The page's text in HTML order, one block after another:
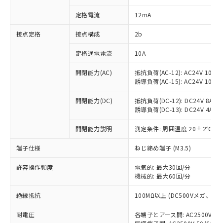
定格電流 12mA
接点定格 接点構成 2b
定格通電電流 10A
開閉能力(AC)
抵抗負荷(AC-12): AC24V 10A/
誘導負荷(AC-15): AC24V
開閉能力(DC)
抵抗負荷(DC-12): DC24V 8A/
誘導負荷(DC-13): DC24V 4A/
開閉能力説明 測定条件: 周囲温度 20±2℃、
端子仕様 ねじ締め端子 (M3.5)
許容操作頻度
電気的: 最大30回/分
機械的: 最大60回/分
絶縁抵抗 100MΩ以上 (DC500Vメガ、点
耐電圧
各端子とアース間: AC2500V
ご利用条件
以下の条件をお読みいただき、同意のうえ
本サービスは、当社制御機器事業取扱
商品の当社在庫状況および標準価格
(税抜)を提供させていただくもので
当社制御機器事業取扱商品の中には、
本サービスの対象外となる商品もある
ことをご了承ください。
在庫状況および標準価格照会結果は、
記載している更新日時点での社内デー
タに基づき作成されるものであり、閲
準価格とは異なる場合があることをご
対応済み：EU RoHS指令（10物質）の
非含有に対応した製品が提供可能な商品で
対応予定：EU RoHS指令（10物質）の非含
有に対応した製品に切り替える予定のある
対応予定なし：EU RoHS指令（10物質）の
非含有に非対応の商品で、対応品を出す予
調査・確認中：EU RoHS指令（10物質）の
非含有の対応状況を調査中または確認中の
非該当品：ライセンス料など無形物で、有
害物質有無と関係のない商品です。
仕入先様の事情により、非含有部品として
いたものが、含有品と判明した場合などや
むを得ず変更することがあります。
*EU RoHS指令（10物質）：
鉛(Pb) 1000ppm以下、 水銀(Hg) 1000ppm以下、 カド
六価クロム(Cr(Ⅵ)) 1000ppm以下、ポリ臭化ビフェニル
「○」：最大均質材料含有率が中国RoHSの
基準値以下であることを示します。
「×」：最大均質材料含有率が中国RoHSの
基準値を超えていることを示します。
「－」：未確認です。当社販売部門へお問
当社は、これら貴社製品のうち、外国
為替および外国貿易法に定める商品
（以下｢規制貨物等」という）を輸出
または国外への提供する場合は、日本
国政府の輸出許可(または役務取引許
可)を取得するなどの必要な手続きを